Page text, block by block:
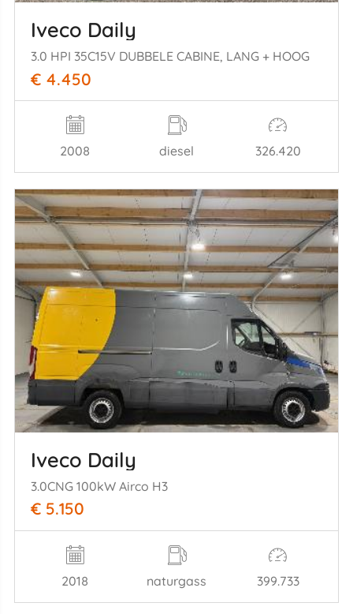
Iveco Daily
3.0 HPI 35C15V DUBBELE CABINE, LANG + HOOG
€ 4.450
2008 diesel 326.420
Iveco Daily
3.0CNG 100kW Airco H3
€ 5.150
2018 naturgass 399.733